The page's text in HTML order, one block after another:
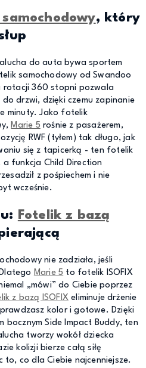
, który
do auta bywa sportem
samochodowy od Swandoo
rotacji 360 stopni pozwala
drzwi, dzięki czemu zapinanie
minuty. Jako fotelik
Marie 5 rośnie z pasażerem,
RWF (tyłem) tak długo, jak
się z tapicerką - ten fotelik
funkcja Child Direction
z pośpiechem i nie
wcześnie.
Fotelik z bazą
nie zadziała, jeśli
Marie 5 to fotelik ISOFIX
„mówi” do Ciebie poprzez
z bazą ISOFIX eliminuje drżenie
kolor i gotowe. Dzięki
bocznym Side Impact Buddy, ten
tworzy wokół dziecka
kolizji bierze całą siłę
to, co dla Ciebie najcenniejsze.